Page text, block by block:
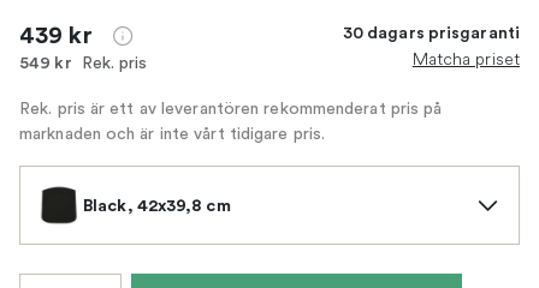
439 kr
549 kr Rek. pris
30 dagars prisgaranti
Matcha priset
Rek. pris är ett av leverantören rekommenderat pris på
marknaden och är inte vårt tidigare pris.
Black, 42x39,8 cm